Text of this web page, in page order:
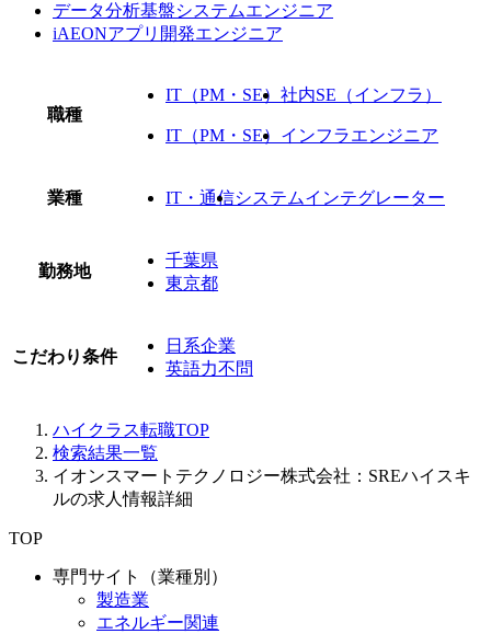
データ分析基盤システムエンジニア
iAEONアプリ開発エンジニア
職種
IT（PM・SE） 社内SE（インフラ）
IT（PM・SE） インフラエンジニア
業種 IT・通信システムインテグレーター
勤務地
千葉県
東京都
こだわり条件
日系企業
英語力不問
ハイクラス転職TOP
検索結果一覧
イオンスマートテクノロジー株式会社：SREハイスキ
ルの求人情報詳細
TOP
専門サイト（業種別）
製造業
エネルギー関連